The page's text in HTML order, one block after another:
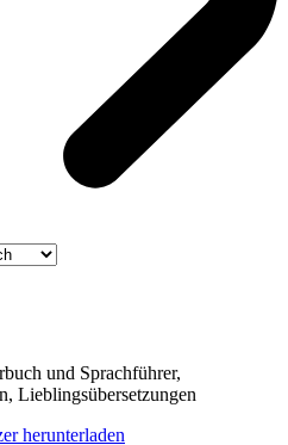
und Sprachführer,
Lieblingsübersetzungen